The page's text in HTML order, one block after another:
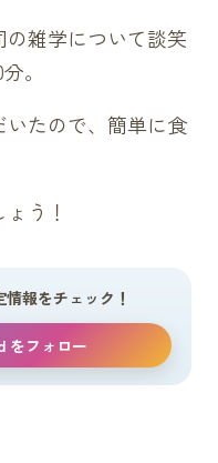
雑学について談笑
。
たので、簡単に食
う！
報をチェック！
をフォロー